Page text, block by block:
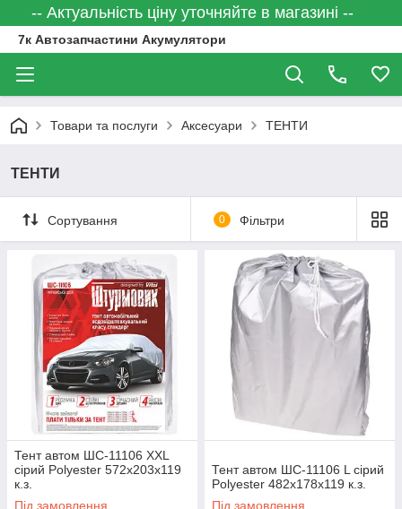
-- Актуальність ціну уточняйте в магазині --
7к Автозапчастини Акумулятори
Товари та послуги Аксесуари ТЕНТИ
ТЕНТИ
Сортування 0 Фільтри
Тент автом ШC-11106 XXL
сірий Polyester 572х203х119
к.з.
Під замовлення
Тент автом ШC-11106 L сірий
Polyester 482х178х119 к.з.
Під замовлення